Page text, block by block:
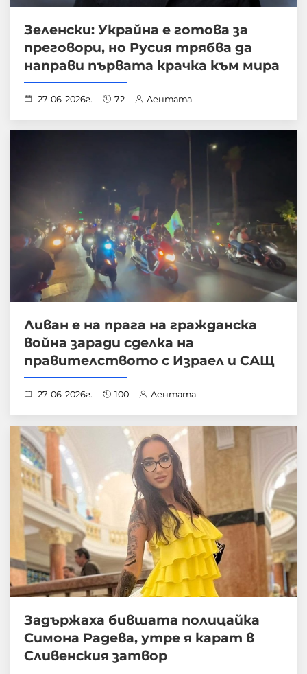
Зеленски: Украйна е готова за
преговори, но Русия трябва да
направи първата крачка към мира
27-06-2026г. 72 Лентата
Ливан е на прага на гражданска
война заради сделка на
правителството с Израел и САЩ
27-06-2026г. 100 Лентата
Задържаха бившата полицайка
Симона Радева, утре я карат в
Сливенския затвор